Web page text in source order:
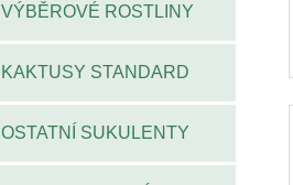
VÝBĚROVÉ ROSTLINY
KAKTUSY STANDARD
OSTATNÍ SUKULENTY